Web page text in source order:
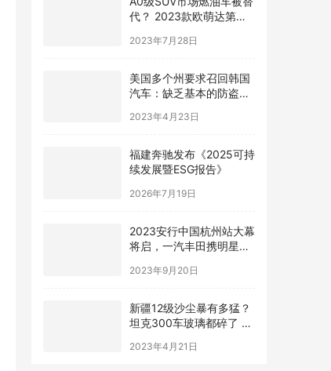
代？ 2023款欧萌达第一
个不同意！
汽车：缺乏基本的防盗装
置 危及公共安全
福建奔驰发布《2025可持
续发展暨ESG报告》
将启，一汽丰田携明星车
型解锁“绿色未来”
坦克300车玻璃都碎了 有
车主被困10小时